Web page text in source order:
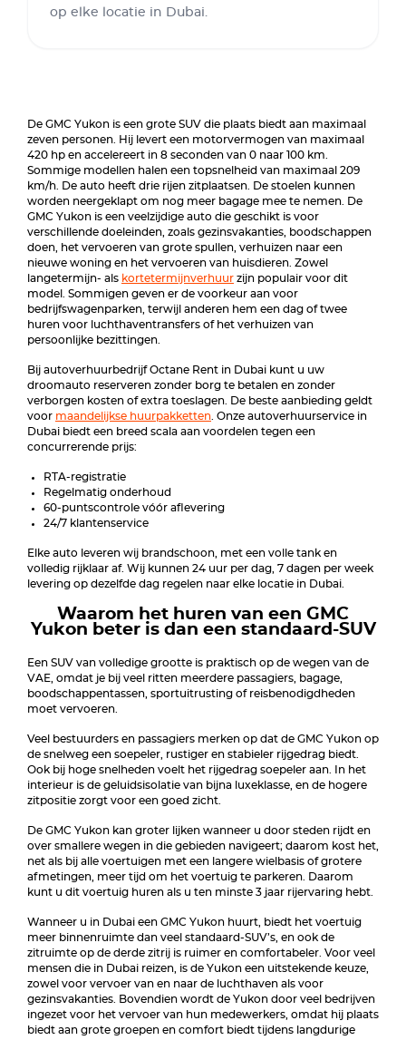
op elke locatie in Dubai.
De GMC Yukon is een grote SUV die plaats biedt aan maximaal
zeven personen. Hij levert een motorvermogen van maximaal
420 hp en accelereert in 8 seconden van 0 naar 100 km.
Sommige modellen halen een topsnelheid van maximaal 209
km/h. De auto heeft drie rijen zitplaatsen. De stoelen kunnen
worden neergeklapt om nog meer bagage mee te nemen. De
GMC Yukon is een veelzijdige auto die geschikt is voor
verschillende doeleinden, zoals gezinsvakanties, boodschappen
doen, het vervoeren van grote spullen, verhuizen naar een
nieuwe woning en het vervoeren van huisdieren. Zowel
langetermijn- als kortetermijnverhuur zijn populair voor dit
model. Sommigen geven er de voorkeur aan voor
bedrijfswagenparken, terwijl anderen hem een dag of twee
huren voor luchthaventransfers of het verhuizen van
persoonlijke bezittingen.
Bij autoverhuurbedrijf Octane Rent in Dubai kunt u uw
droomauto reserveren zonder borg te betalen en zonder
verborgen kosten of extra toeslagen. De beste aanbieding geldt
voor maandelijkse huurpakketten . Onze autoverhuurservice in
Dubai biedt een breed scala aan voordelen tegen een
concurrerende prijs:
RTA-registratie
Regelmatig onderhoud
60-puntscontrole vóór aflevering
24/7 klantenservice
Elke auto leveren wij brandschoon, met een volle tank en
volledig rijklaar af. Wij kunnen 24 uur per dag, 7 dagen per week
levering op dezelfde dag regelen naar elke locatie in Dubai.
Waarom het huren van een GMC
Yukon beter is dan een standaard-SUV
Een SUV van volledige grootte is praktisch op de wegen van de
VAE, omdat je bij veel ritten meerdere passagiers, bagage,
boodschappentassen, sportuitrusting of reisbenodigdheden
moet vervoeren.
Veel bestuurders en passagiers merken op dat de GMC Yukon op
de snelweg een soepeler, rustiger en stabieler rijgedrag biedt.
Ook bij hoge snelheden voelt het rijgedrag soepeler aan. In het
interieur is de geluidsisolatie van bijna luxeklasse, en de hogere
zitpositie zorgt voor een goed zicht.
De GMC Yukon kan groter lijken wanneer u door steden rijdt en
over smallere wegen in die gebieden navigeert; daarom kost het,
net als bij alle voertuigen met een langere wielbasis of grotere
afmetingen, meer tijd om het voertuig te parkeren. Daarom
kunt u dit voertuig huren als u ten minste 3 jaar rijervaring hebt.
Wanneer u in Dubai een GMC Yukon huurt, biedt het voertuig
meer binnenruimte dan veel standaard-SUV’s, en ook de
zitruimte op de derde zitrij is ruimer en comfortabeler. Voor veel
mensen die in Dubai reizen, is de Yukon een uitstekende keuze,
zowel voor vervoer van en naar de luchthaven als voor
gezinsvakanties. Bovendien wordt de Yukon door veel bedrijven
ingezet voor het vervoer van hun medewerkers, omdat hij plaats
biedt aan grote groepen en comfort biedt tijdens langdurige